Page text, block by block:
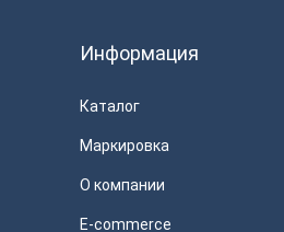
Информация
Каталог
Маркировка
О компании
E-commerce